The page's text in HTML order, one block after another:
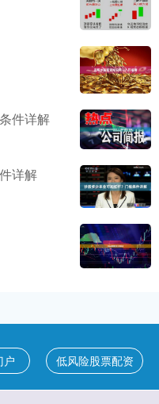
件详解
详解
户 低风险股票配资